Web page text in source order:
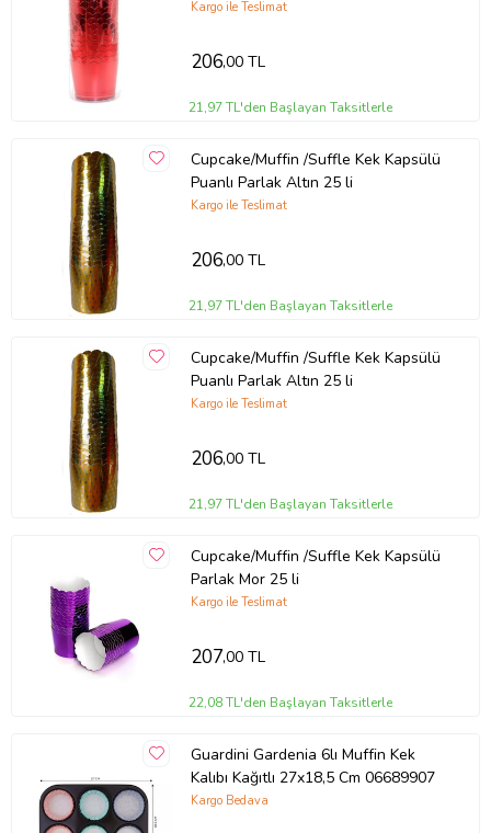
Kargo ile Teslimat
206,00 TL
21,97 TL'den Başlayan Taksitlerle
Cupcake/Muffin /Suffle Kek Kapsülü
Puanlı Parlak Altın 25 li
Kargo ile Teslimat
206,00 TL
21,97 TL'den Başlayan Taksitlerle
Cupcake/Muffin /Suffle Kek Kapsülü
Puanlı Parlak Altın 25 li
Kargo ile Teslimat
206,00 TL
21,97 TL'den Başlayan Taksitlerle
Cupcake/Muffin /Suffle Kek Kapsülü
Parlak Mor 25 li
Kargo ile Teslimat
207,00 TL
22,08 TL'den Başlayan Taksitlerle
Guardini Gardenia 6lı Muffin Kek
Kalıbı Kağıtlı 27x18,5 Cm 06689907
Kargo Bedava